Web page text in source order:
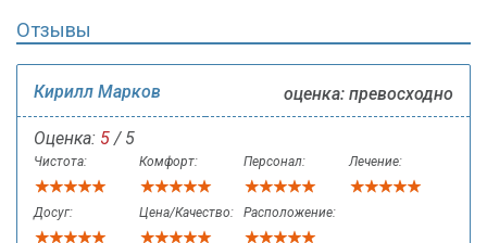
Отзывы
Кирилл Марков оценка: превосходно
Оценка: 5 / 5
Чистота: Комфорт: Персонал: Лечение:
Досуг: Цена/Качество: Расположение: